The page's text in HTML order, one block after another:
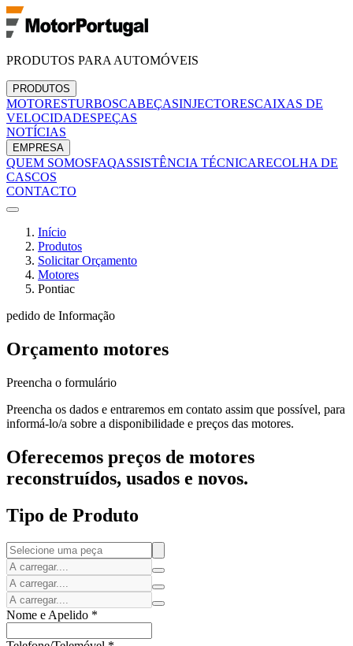
PRODUTOS PARA AUTOMÓVEIS
PRODUTOS
MOTORESTURBOSCABEÇASINJECTORESCAIXAS DE
VELOCIDADESPEÇAS
NOTÍCIAS
EMPRESA
QUEM SOMOSFAQASSISTÊNCIA TÉCNICARECOLHA DE
CASCOS
CONTACTO
Início
Produtos
Solicitar Orçamento
Motores
Pontiac
pedido de Informação
Orçamento motores
Preencha o formulário
Preencha os dados e entraremos em contato assim que possível, para
informá-lo/a sobre a disponibilidade e preços das motores.
Oferecemos preços de motores
reconstruídos, usados e novos.
Tipo de Produto
Nome e Apelido *